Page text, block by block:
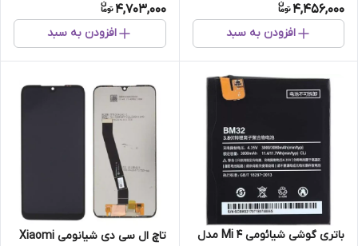
4,456,000
افزودن به سبد
4,703,000
افزودن به سبد
باتری گوشی شیائومی Mi 4 مدل
تاچ ال سی دی شیانومی Xiaomi